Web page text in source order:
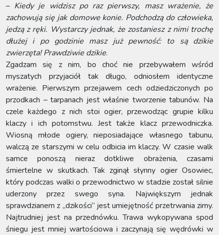
– Kiedy je widzisz po raz pierwszy, masz wrażenie, że
zachowują się jak domowe konie. Podchodzą do człowieka,
jedzą z ręki. Wystarczy jednak, że zostaniesz z nimi trochę
dłużej i po godzinie masz już pewność: to są dzikie
zwierzęta! Prawdziwie dzikie.
Zgadzam się z nim, bo choć nie przebywałem wśród
myszatych przyjaciół tak długo, odniosłem identyczne
wrażenie. Pierwszym przejawem cech odziedziczonych po
przodkach – tarpanach jest właśnie tworzenie tabunów. Na
czele każdego z nich stoi ogier, przewodząc grupie kilku
klaczy i ich potomstwu. Jest także klacz przewodniczka.
Wiosną młode ogiery, nieposiadające własnego tabunu,
walczą ze starszymi w celu odbicia im klaczy. W czasie walk
samce ponoszą nieraz dotkliwe obrażenia, czasami
śmiertelne w skutkach. Tak zginął słynny ogier Osowiec,
który podczas walki o przewodnictwo w stadzie został silnie
uderzony przez swego syna. Największym jednak
sprawdzianem z „dzikości” jest umiejętność przetrwania zimy.
Najtrudniej jest na przednówku. Trawa wykopywana spod
śniegu jest mniej wartościowa i zaczynają się wędrówki w